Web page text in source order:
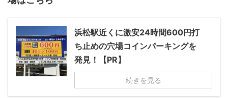
浜松駅近くに激安24時間600円打
ち止めの穴場コインパーキングを
発見！【PR】
続きを見る